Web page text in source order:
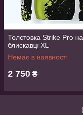
Толстовка Strike Pro на
блискавці XL
Немає в наявності
2 750 ₴